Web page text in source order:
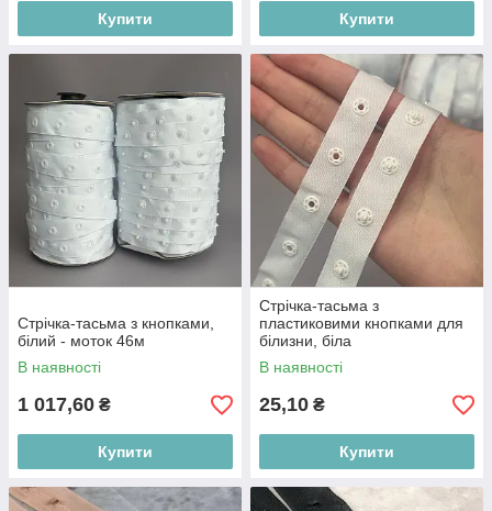
Купити Купити
Стрічка-тасьма з кнопками,
білий - моток 46м
В наявності
1 017,60 ₴
Купити
Стрічка-тасьма з
пластиковими кнопками для
білизни, біла
В наявності
25,10 ₴
Купити